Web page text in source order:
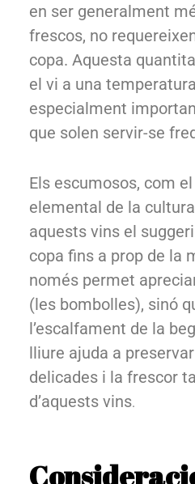
en ser generalment
frescos, no
copa. Aquesta
el vi a una
especialment
que solen servir-se
Els escumosos, com
elemental de la
aquests vins el
copa fins a prop de la
només permet
(les bombolles), sinó
l’escalfament de la
lliure ajuda a
delicades i la frescor
d’aquests vins.